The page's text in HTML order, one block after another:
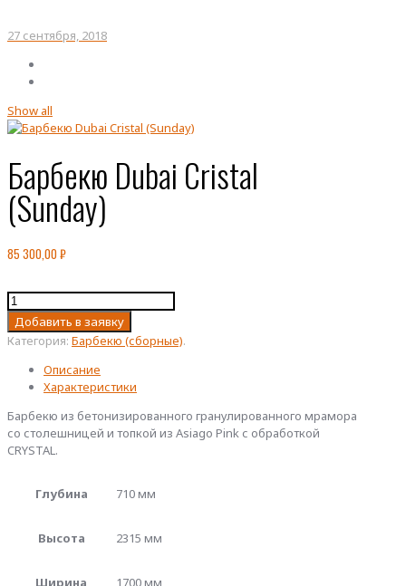
27 сентября, 2018
Show all
Барбекю Dubai Cristal
(Sunday)
85 300,00 ₽
Количество
товара
Барбекю
Dubai
Cristal
(Sunday)
Добавить в заявку
Категория: Барбекю (сборные).
Описание
Характеристики
Барбекю из бетонизированного гранулированного мрамора
со столешницей и топкой из Asiago Pink с обработкой
CRYSTAL.
Глубина 710 мм
Высота 2315 мм
Ширина 1700 мм